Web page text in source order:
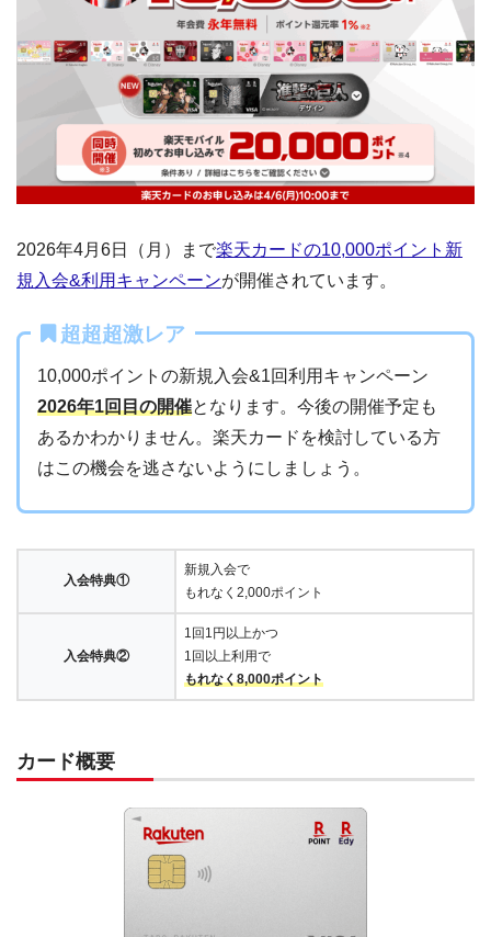
2026年4月6日（月）まで楽天カードの10,000ポイント新
規入会&利用キャンペーンが開催されています。
超超超激レア
10,000ポイントの新規入会&1回利用キャンペーン
2026年1回目の開催となります。今後の開催予定も
あるかわかりません。楽天カードを検討している方
はこの機会を逃さないようにしましょう。
入会特典①
新規入会で
もれなく2,000ポイント
入会特典②
1回1円以上かつ
1回以上利用で
もれなく8,000ポイント
カード概要